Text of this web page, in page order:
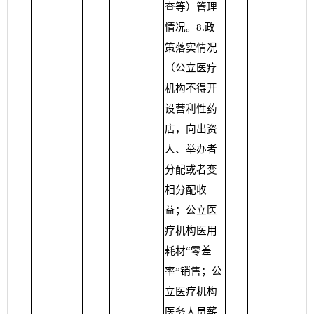
查等）管理
情况。8.政
策落实情况
（公立医疗
机构不得开
设营利性药
店，向出资
人、举办者
分配或者变
相分配收
益；公立医
疗机构医用
耗材“零差
率”销售；公
立医疗机构